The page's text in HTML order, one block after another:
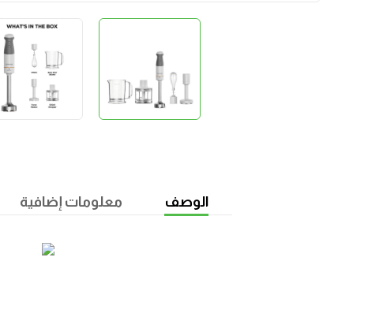
الوصف معلومات إضافية